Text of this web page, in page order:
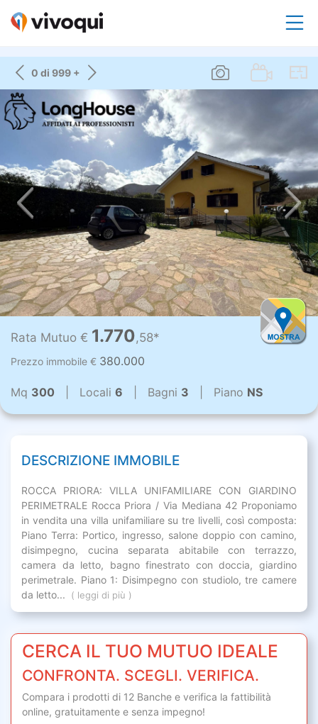
0 di 999 +
Rata Mutuo € 1.770,58*
Prezzo immobile € 380.000
Mq 300 | Locali 6 | Bagni 3 | Piano NS
DESCRIZIONE IMMOBILE
ROCCA PRIORA: VILLA UNIFAMILIARE CON GIARDINO
PERIMETRALE Rocca Priora / Via Mediana 42 Proponiamo
in vendita una villa unifamiliare su tre livelli, così composta:
Piano Terra: Portico, ingresso, salone doppio con camino,
disimpegno, cucina separata abitabile con terrazzo,
camera da letto, bagno finestrato con doccia, giardino
perimetrale. Piano 1: Disimpegno con studiolo, tre camere
da letto...
( leggi di più )
CERCA IL TUO MUTUO IDEALE
CONFRONTA. SCEGLI. VERIFICA.
Compara i prodotti di 12 Banche e verifica la fattibilità
online, gratuitamente e senza impegno!